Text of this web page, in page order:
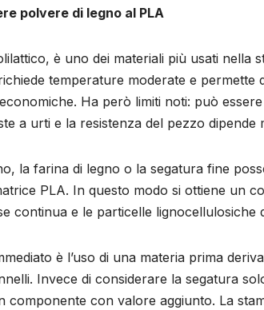
polvere di legno al PLA
è uno dei materiali più usati nella
temperature moderate e permette
Ha però limiti noti: può
a urti e la resistenza del pezzo dipende
la farina di legno o la segatura fine
PLA. In questo modo si ottiene un
continua e le particelle lignocellulosiche
è l’uso di una materia prima
Invece di considerare la segatura
componente con valore aggiunto. La